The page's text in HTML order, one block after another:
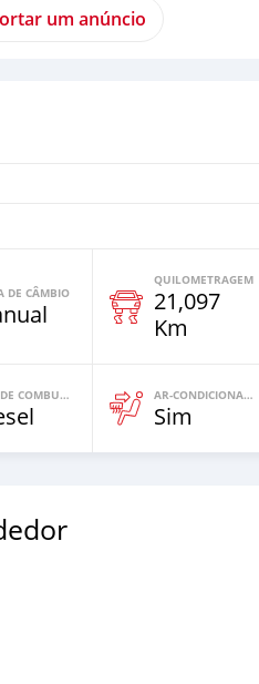
um anúncio
DE CÂMBIO
QUILOMETRAGEM
21,097
Km
TIPO DE COMBUSTÍVEL AR-CONDICIONADO
Sim